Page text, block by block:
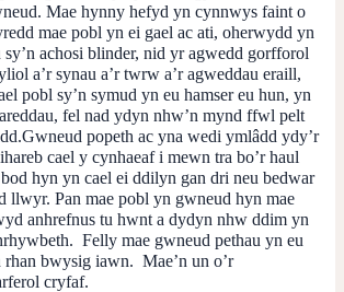
Mae hynny hefyd yn cynnwys faint o
mae pobl yn ei gael ac ati, oherwydd yn
sy’n achosi blinder, nid yr agwedd gorfforol
a’r synau a’r twrw a’r agweddau eraill,
pobl sy’n symud yn eu hamser eu hun, yn
fel nad ydyn nhw’n mynd ffwl pelt
popeth ac yna wedi ymlâdd ydy’r
cael y cynhaeaf i mewn tra bo’r haul
hyn yn cael ei ddilyn gan dri neu bedwar
llwyr. Pan mae pobl yn gwneud hyn mae
anhrefnus tu hwnt a dydyn nhw ddim yn
Felly mae gwneud pethau yn eu
rhan bwysig iawn. Mae’n un o’r
cryfaf.